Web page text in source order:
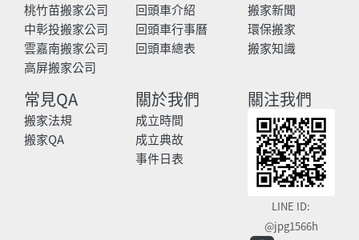
桃竹苗搬家公司
中彰投搬家公司
雲嘉南搬家公司
高屏搬家公司
回頭車介紹
回頭車行事曆
回頭車總表
搬家新聞
環保搬家
搬家知識
常見QA
搬家法規
搬家QA
關於我們
成立時間
成立典故
事件日表
關注我們
LINE ID:
@jpg1566h